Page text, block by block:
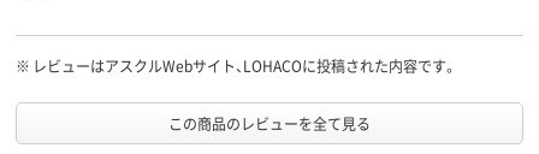
※ レビューはアスクルWebサイト、LOHACOに投稿された内容です。
この商品のレビューを全て見る